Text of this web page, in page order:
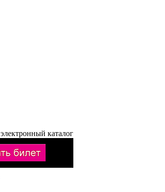
электронный каталог